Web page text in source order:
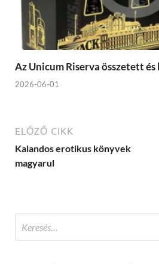
Az Unicum Riserva összetett
2026-06-01
ELŐZŐ CIKK
Kalandos erotikus könyvek
magyarul